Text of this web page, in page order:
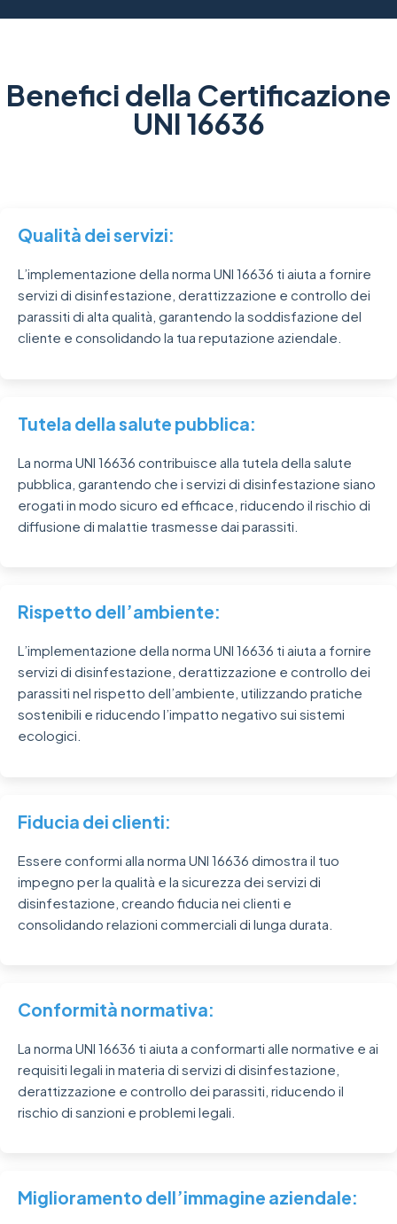
Benefici della Certificazione
UNI 16636
Qualità dei servizi:
L’implementazione della norma UNI 16636 ti aiuta a fornire
servizi di disinfestazione, derattizzazione e controllo dei
parassiti di alta qualità, garantendo la soddisfazione del
cliente e consolidando la tua reputazione aziendale.
Tutela della salute pubblica:
La norma UNI 16636 contribuisce alla tutela della salute
pubblica, garantendo che i servizi di disinfestazione siano
erogati in modo sicuro ed efficace, riducendo il rischio di
diffusione di malattie trasmesse dai parassiti.
Rispetto dell’ambiente:
L’implementazione della norma UNI 16636 ti aiuta a fornire
servizi di disinfestazione, derattizzazione e controllo dei
parassiti nel rispetto dell’ambiente, utilizzando pratiche
sostenibili e riducendo l’impatto negativo sui sistemi
ecologici.
Fiducia dei clienti:
Essere conformi alla norma UNI 16636 dimostra il tuo
impegno per la qualità e la sicurezza dei servizi di
disinfestazione, creando fiducia nei clienti e
consolidando relazioni commerciali di lunga durata.
Conformità normativa:
La norma UNI 16636 ti aiuta a conformarti alle normative e ai
requisiti legali in materia di servizi di disinfestazione,
derattizzazione e controllo dei parassiti, riducendo il
rischio di sanzioni e problemi legali.
Miglioramento dell’immagine aziendale: